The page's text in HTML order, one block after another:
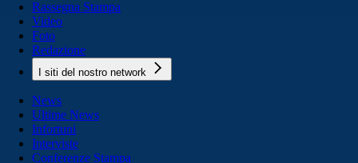
Rassegna Stampa
Video
Foto
Redazione
I siti del nostro network
News
Ultime News
Infortuni
Interviste
Conferenze Stampa